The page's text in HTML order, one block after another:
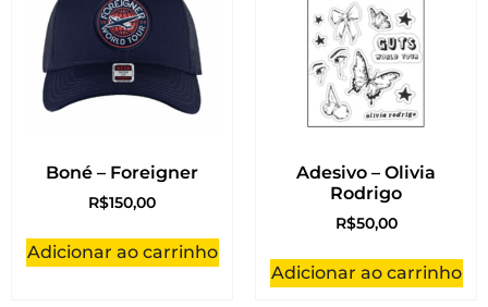
Boné – Foreigner
R$150,00
Adicionar ao carrinho
Adesivo – Olivia
Rodrigo
R$50,00
Adicionar ao carrinho